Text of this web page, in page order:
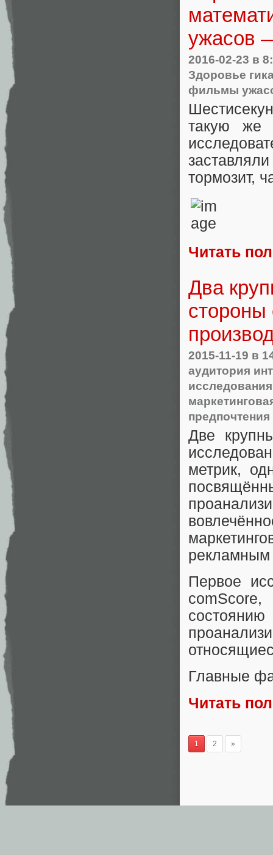
ужасов
2016-02-23 в
Здоровье
фильмы
такую же
тормозит,
Читать
Два
стороны
2015-11-19 в
аудитория
исследования
предпочтения
Две
метрик,
Первое
Главные
Читать
1 2 »